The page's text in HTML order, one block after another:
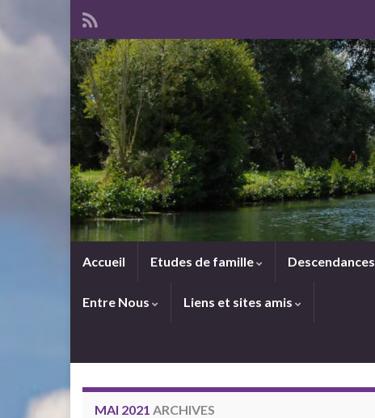
Accueil Etudes de famille Descendances
Entre Nous Liens et sites amis
MAI 2021 ARCHIVES